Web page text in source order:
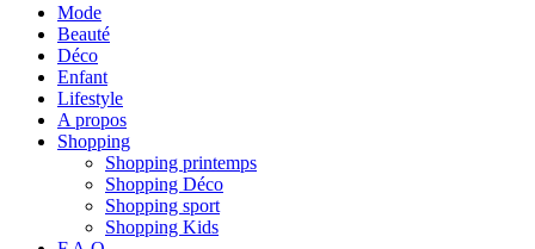
Mode
Beauté
Déco
Enfant
Lifestyle
A propos
Shopping
Shopping printemps
Shopping Déco
Shopping sport
Shopping Kids